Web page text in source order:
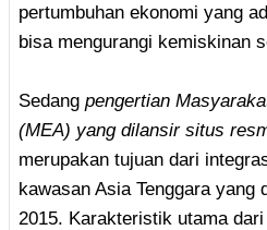
pertumbuhan ekonomi yang
bisa mengurangi kemiskinan
Sedang pengertian
(MEA) yang dilansir situs
merupakan tujuan dari
kawasan Asia Tenggara yang
2015. Karakteristik utama